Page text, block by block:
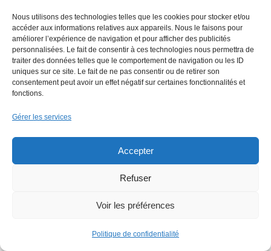
Nous utilisons des technologies telles que les cookies pour stocker et/ou
accéder aux informations relatives aux appareils. Nous le faisons pour
améliorer l’expérience de navigation et pour afficher des publicités
personnalisées. Le fait de consentir à ces technologies nous permettra de
traiter des données telles que le comportement de navigation ou les ID
uniques sur ce site. Le fait de ne pas consentir ou de retirer son
consentement peut avoir un effet négatif sur certaines fonctionnalités et
fonctions.
Gérer les services
Accepter
Refuser
Voir les préférences
Politique de confidentialité
Economie : Wash.ME poursuit son
développement dans la région
La Mer Salée, maison d’édition,
soutenue par 300 citoyens